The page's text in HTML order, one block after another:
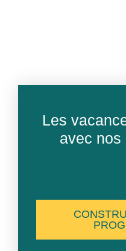
Les
avec nos